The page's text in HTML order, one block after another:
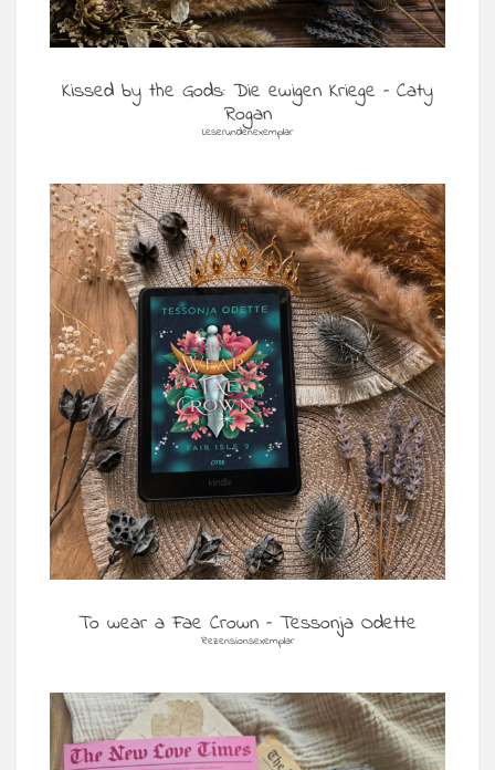
Kissed by the Gods: Die ewigen Kriege – Caty
Rogan
Leserundenexemplar
To wear a Fae Crown – Tessonja Odette
Rezensionsexemplar